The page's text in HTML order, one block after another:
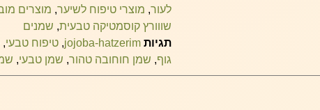
לעור, מוצרי טיפוח לשיער, מוצרים
שווורץ קוסמטיקה טבעית, שמנים
תגיות jojoba-hatzerim
, טיפוח טבעי​,
גוף, שמן חוחובה טהור, שמן טבעי,